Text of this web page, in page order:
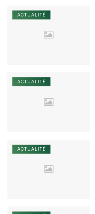
ACTUALITÉ
ACTUALITÉ
ACTUALITÉ